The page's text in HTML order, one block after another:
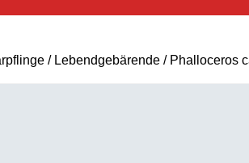
/ Lebendgebärende/ Phalloceros